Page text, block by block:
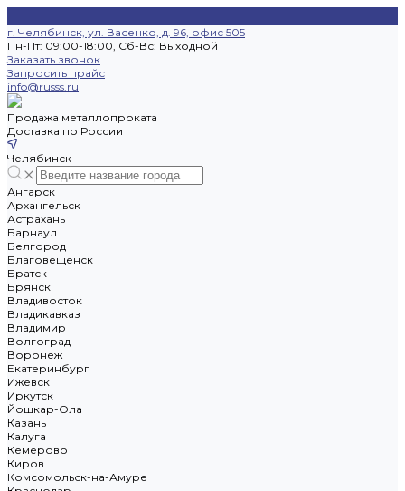
г. Челябинск, ул. Васенко, д. 96, офис 505
Пн-Пт: 09:00-18:00, Cб-Вс: Выходной
Заказать звонок
Запросить прайс
info@russs.ru
Продажа металлопроката
Доставка по России
Челябинск
Ангарск
Архангельск
Астрахань
Барнаул
Белгород
Благовещенск
Братск
Брянск
Владивосток
Владикавказ
Владимир
Волгоград
Воронеж
Екатеринбург
Ижевск
Иркутск
Йошкар-Ола
Казань
Калуга
Кемерово
Киров
Комсомольск-на-Амуре